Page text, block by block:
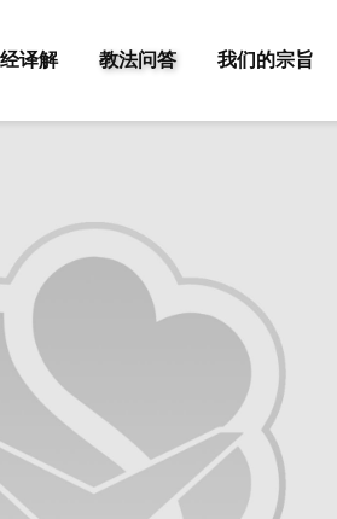
译解 教法问答 我们的宗旨